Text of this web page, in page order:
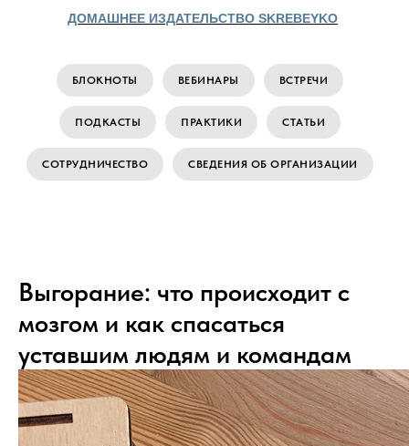
ДОМАШНЕЕ ИЗДАТЕЛЬСТВО SKREBEYKO
БЛОКНОТЫ ВЕБИНАРЫ ВСТРЕЧИ
ПОДКАСТЫ ПРАКТИКИ СТАТЬИ
СОТРУДНИЧЕСТВО СВЕДЕНИЯ ОБ ОРГАНИЗАЦИИ
Выгорание: что происходит с
мозгом и как спасаться
уставшим людям и командам